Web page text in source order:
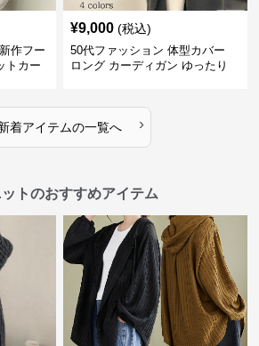
作フー
トカー
¥9,000 (税込)
50代ファッション 体型カバー
ロング カーディガン ゆったり
着アイテムの一覧へ ›
トのおすすめアイテム